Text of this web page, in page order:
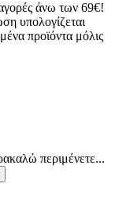
άνω των 69€!
υπολογίζεται
προϊόντα μόλις
περιμένετε...